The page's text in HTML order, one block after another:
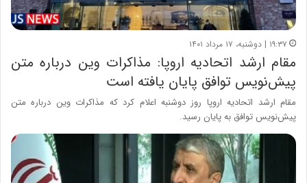
۱۹:۳۷ | دوشنبه، ۱۷ مرداد ۱۴۰۱
مقام ارشد اتحادیه اروپا: مذاکرات وین درباره متن
پیش‌نویس توافق پایان یافته است
مقام ارشد اتحادیه اروپا روز دوشنبه اعلام کرد که مذاکرات وین درباره متن
پیش‌نویس توافق به پایان رسید.